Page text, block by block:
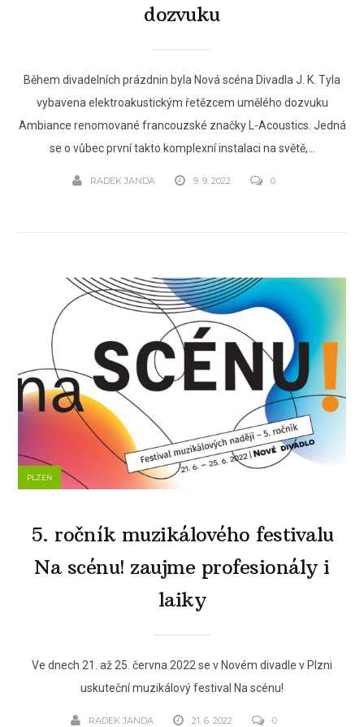
dozvuku
Během divadelních prázdnin byla Nová scéna Divadla J. K. Tyla
vybavena elektroakustickým řetězcem umělého dozvuku
Ambiance renomované francouzské značky L-Acoustics. Jedná
se o vůbec první takto komplexní instalaci na světě,...
RADEK JANDA 9. 9. 2022 0
PLZEŇ
5. ročník muzikálového festivalu
Na scénu! zaujme profesionály i
laiky
Ve dnech 21. až 25. června 2022 se v Novém divadle v Plzni
uskuteční muzikálový festival Na scénu!
RADEK JANDA 21. 6. 2022 0